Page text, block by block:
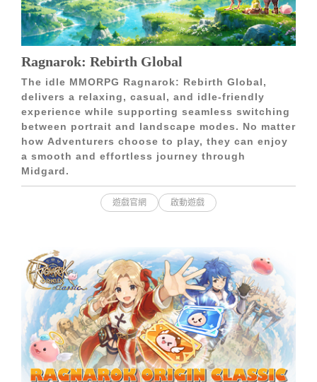
Ragnarok: Rebirth Global
The idle MMORPG Ragnarok: Rebirth Global,
delivers a relaxing, casual, and idle-friendly
experience while supporting seamless switching
between portrait and landscape modes. No matter
how Adventurers choose to play, they can enjoy
a smooth and effortless journey through
Midgard.
遊戲官網 啟動遊戲